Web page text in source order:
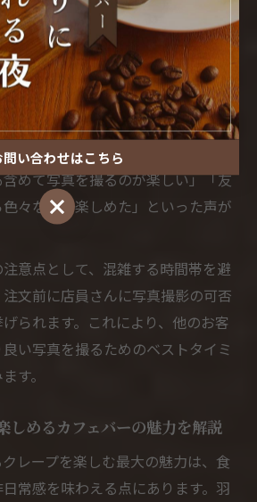
プの魅力を一層引き立てていま
カフェバーで提供されるクレープ
が美しく見えるようカットされた
スがアートのようにトッピングされ
する要素が満載です。利用者から
めて写真を撮るのが楽しい」「友
々な味を楽しめた」といった声が
意点として、混雑する時間帯を避
文前に店員さんに写真撮影の可否
られます。これにより、他のお客
い写真を撮るためのベストタイミ
す。
しめるカフェバーの魅力を解説
レープを楽しむ最大の魅力は、食
常感を味わえる点にあります。羽
問い合わせはこちら
問い合わせはこちら